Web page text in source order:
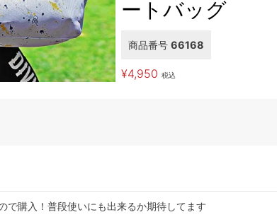
ートバッグ
商品番号 66168
¥4,950 税込
で購入！普段使いにも出来るか期待してます